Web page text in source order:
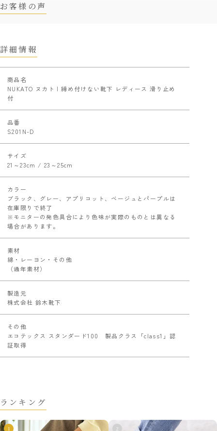
お客様の声
詳細情報
商品名
NUKATO ヌカト | 締め付けない靴下 レディース 滑り止め
付
品番
S201N-D
サイズ
21～23cm / 23～25cm
カラー
ブラック、グレー、アプリコット、ベージュとパープルは
在庫限りで終了
※モニターの発色具合により色味が実際のものとは異なる
場合があります。
素材
綿・レーヨン・その他
（通年素材）
製造元
株式会社 鈴木靴下
その他
エコテックス スタンダード100 製品クラス「class1」認
証取得
ランキング